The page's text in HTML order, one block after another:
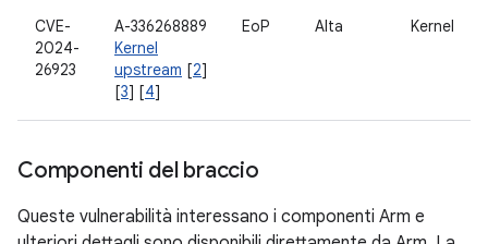
CVE-
2024-
26923
A-336268889
Kernel
upstream [2]
[3] [4]
EoP Alta Kernel
Componenti del braccio
Queste vulnerabilità interessano i componenti Arm e